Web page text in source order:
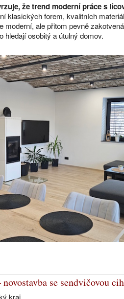
že trend moderní práce s
klasických forem, kvalitních
moderní, ale přitom pevně
hledají osobitý a útulný domov.
se sendvičovou